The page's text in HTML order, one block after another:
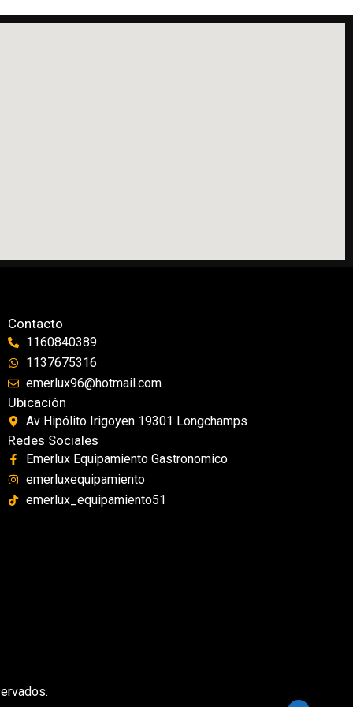
Contacto
1160840389
1137675316
emerlux96@hotmail.com
Ubicación
Av Hipólito Irigoyen 19301 Longchamps
Redes Sociales
Emerlux Equipamiento Gastronomico
emerluxequipamiento
emerlux_equipamiento51